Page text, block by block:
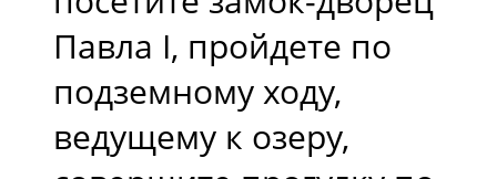
Павла I, пройдете по
подземному ходу,
ведущему к озеру,